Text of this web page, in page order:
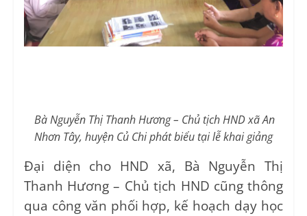
Bà Nguyễn Thị Thanh Hương – Chủ tịch HND xã An
Nhơn Tây, huyện Củ Chi phát biểu tại lễ khai giảng
Đại diện cho HND xã, Bà Nguyễn Thị
Thanh Hương – Chủ tịch HND cũng thông
qua công văn phối hợp, kế hoạch dạy học